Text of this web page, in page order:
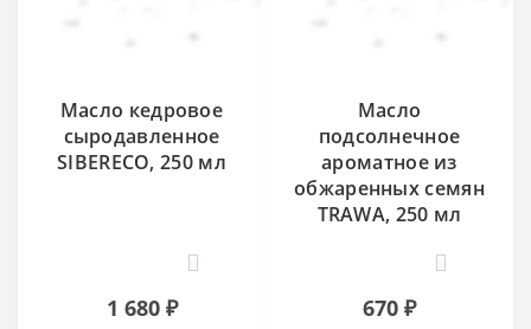
Масло кедровое
сыродавленное
SIBERECO, 250 мл
1 680 ₽
Масло
подсолнечное
ароматное из
обжаренных семян
TRAWA, 250 мл
670 ₽